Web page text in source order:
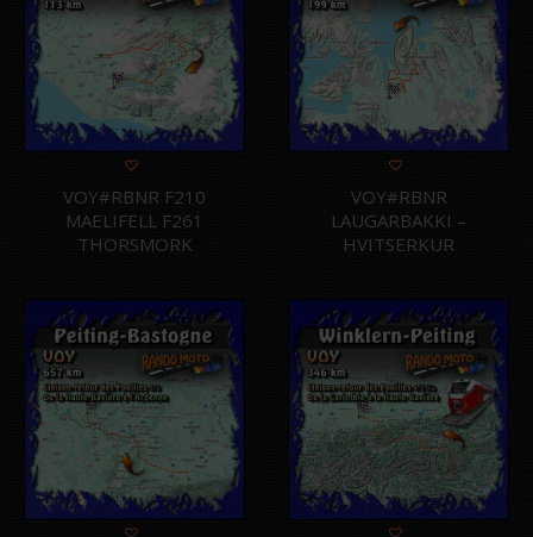
VOY#RBNR F210
MAELIFELL F261
THORSMORK
VOY#RBNR
LAUGARBAKKI –
HVITSERKUR